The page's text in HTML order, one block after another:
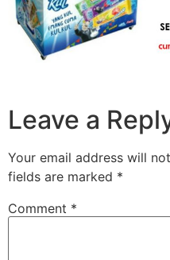
Leave a
Your email address will
fields are marked *
Comment *